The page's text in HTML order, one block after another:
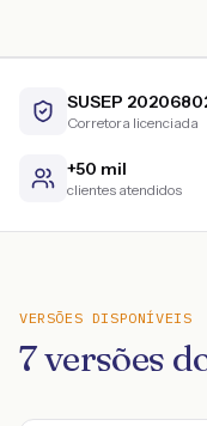
SUSEP
Corretora licenciada
+50 mil
clientes atendidos
VERSÕES DISPONÍVEIS
7versões